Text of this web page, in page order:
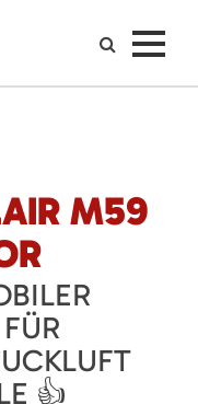
M59
👍